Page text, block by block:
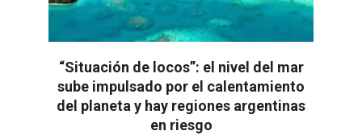
“Situación de locos”: el nivel del mar
sube impulsado por el calentamiento
del planeta y hay regiones argentinas
en riesgo